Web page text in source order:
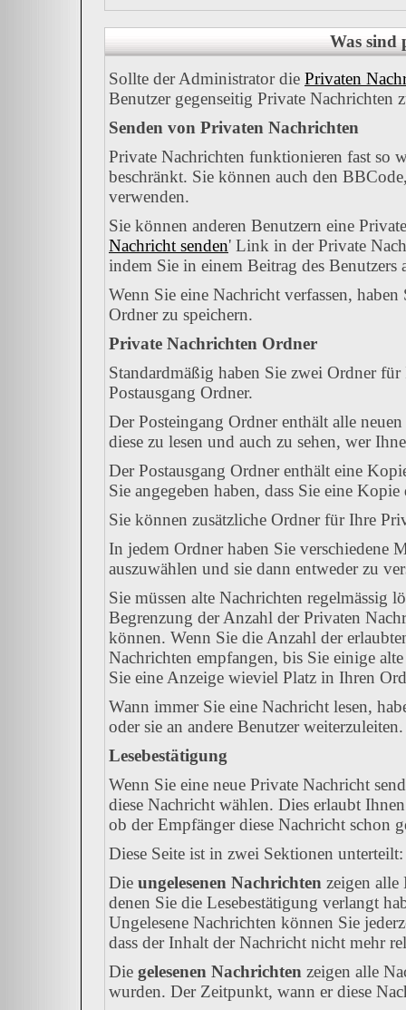
Was sind
Sollte der Administrator die Privaten
Benutzer gegenseitig Private Nachrichten
Senden von Privaten Nachrichten
Private Nachrichten funktionieren fast so
beschränkt. Sie können auch den
verwenden.
Sie können anderen Benutzern eine
Nachricht senden' Link in der Private
indem Sie in einem Beitrag des Benutzers
Wenn Sie eine Nachricht verfassen,
Ordner zu speichern.
Private Nachrichten Ordner
Standardmäßig haben Sie zwei Ordner
Postausgang Ordner.
Der Posteingang Ordner enthält alle
diese zu lesen und auch zu sehen, wer
Der Postausgang Ordner enthält eine
Sie angegeben haben, dass Sie eine
Sie können zusätzliche Ordner für Ihre
In jedem Ordner haben Sie verschiedene
auszuwählen und sie dann entweder zu
Sie müssen alte Nachrichten regelmässig
Begrenzung der Anzahl der Privaten
können. Wenn Sie die Anzahl der
Nachrichten empfangen, bis Sie einige
Sie eine Anzeige wieviel Platz in Ihren
Wann immer Sie eine Nachricht lesen,
oder sie an andere Benutzer weiterzuleiten.
Lesebestätigung
Wenn Sie eine neue Private Nachricht
diese Nachricht wählen. Dies erlaubt
ob der Empfänger diese Nachricht schon
Diese Seite ist in zwei Sektionen
Die ungelesenen Nachrichten zeigen alle
denen Sie die Lesebestätigung verlangt
Ungelesene Nachrichten können Sie
dass der Inhalt der Nachricht nicht mehr
Die gelesenen Nachrichten zeigen alle
wurden. Der Zeitpunkt, wann er diese